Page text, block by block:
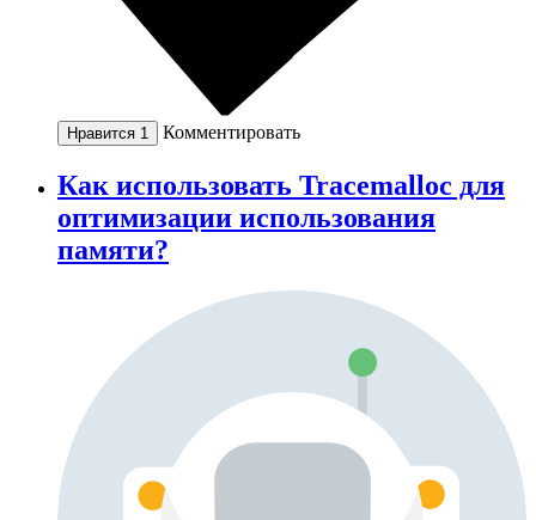
Нравится 1 Комментировать
Как использовать Tracemalloc для
оптимизации использования
памяти?